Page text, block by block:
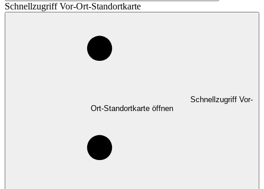
Schnellzugriff Vor-Ort-Standortkarte
Schnellzugriff Vor-
Ort-Standortkarte öffnen